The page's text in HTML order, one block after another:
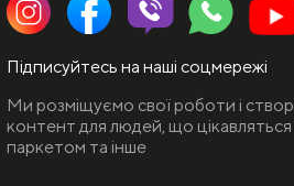
Підписуйтесь на наші соцмережі
Ми розміщуємо свої роботи і
контент для людей, що
паркетом та інше